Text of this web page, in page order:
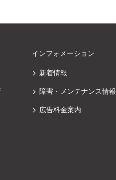
インフォメーション
新着情報
障害・メンテナンス情報
広告料金案内